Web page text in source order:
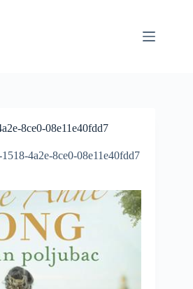
8ce0-08e11e40fdd7
1518-4a2e-8ce0-08e11e40fdd7